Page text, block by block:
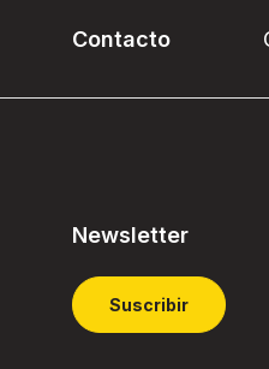
Contacto
Newsletter
Suscribir